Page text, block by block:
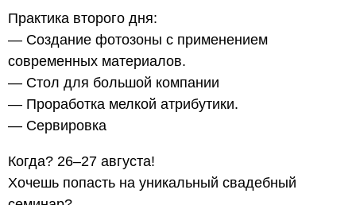
Практика второго дня:
— Создание фотозоны с применением
современных материалов.
— Стол для большой компании
— Проработка мелкой атрибутики.
— Сервировка
Когда? 26–27 августа!
Хочешь попасть на уникальный свадебный